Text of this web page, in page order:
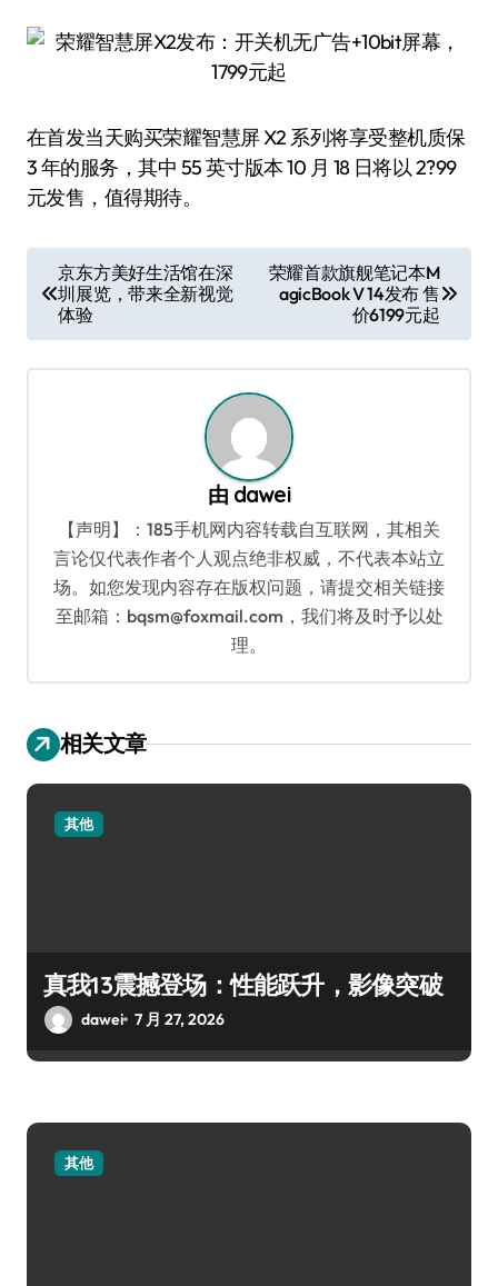
在首发当天购买荣耀智慧屏 X2 系列将享受整机质保
3 年的服务，其中 55 英寸版本 10 月 18 日将以 2?99
元发售，值得期待。
章
导
航
京东方美好生活馆在深
圳展览，带来全新视觉
体验
荣耀首款旗舰笔记本M
agicBook V 14发布 售
价6199元起
由 dawei
【声明】：185手机网内容转载自互联网，其相关
言论仅代表作者个人观点绝非权威，不代表本站立
场。如您发现内容存在版权问题，请提交相关链接
至邮箱：bqsm@foxmail.com，我们将及时予以处
理。
相关文章
其他
真我13震撼登场：性能跃升，影像突破
dawei 7 月 27, 2026
其他